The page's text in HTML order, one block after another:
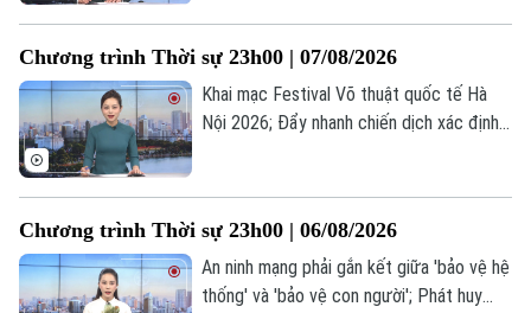
những tin đáng chú ý trong chương trình
thời sự 23h00 hôm nay.
Chương trình Thời sự 23h00 | 07/08/2026
Khai mạc Festival Võ thuật quốc tế Hà
Nội 2026; Đẩy nhanh chiến dịch xác định
chương trình thời sự 23h00 hôm nay.
Chương trình Thời sự 23h00 | 06/08/2026
An ninh mạng phải gắn kết giữa 'bảo vệ hệ
thống' và 'bảo vệ con người'; Phát huy